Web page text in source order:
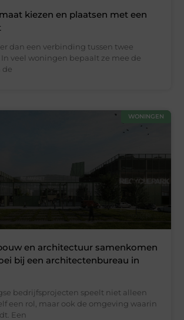
kiezen en plaatsen met een
dan een verbinding tussen twee
veel woningen bepaalt ze mee de
de
WONINGEN
en architectuur samenkomen
bij een architectenbureau in
bedrijfsprojecten speelt niet alleen
een rol, maar ook de omgeving waarin
Een